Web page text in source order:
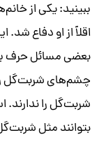
ببینید: یکی از
اقلاً از او دفاع
بعضی مسائل حرف
چشم‌های شربت‌گل
شربت‌گل را ندارند.
بتوانند مثل